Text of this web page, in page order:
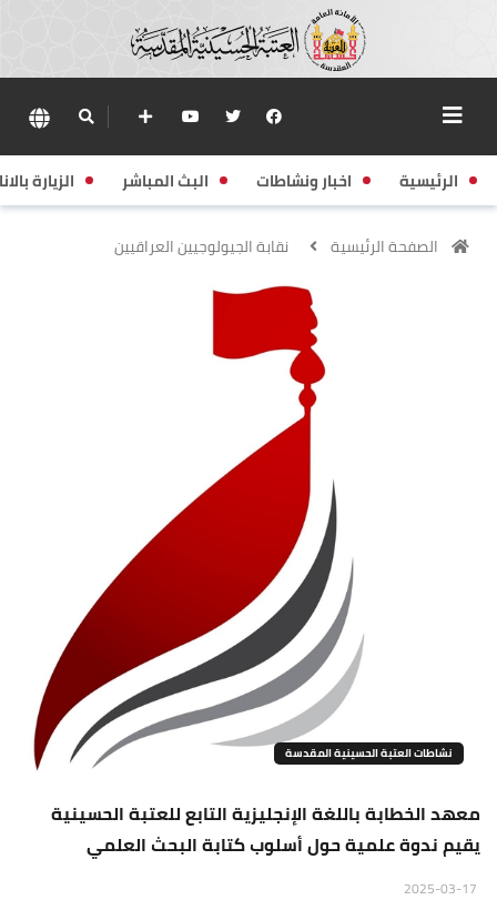
الرئيسية اخبار ونشاطات البث المباشر الزيارة
الصفحة الرئيسية نقابة الجيولوجيين العراقيين
نشاطات العتبة الحسينية المقدسة
معهد الخطابة باللغة الإنجليزية التابع للعتبة الحسينية
يقيم ندوة علمية حول أسلوب كتابة البحث العلمي